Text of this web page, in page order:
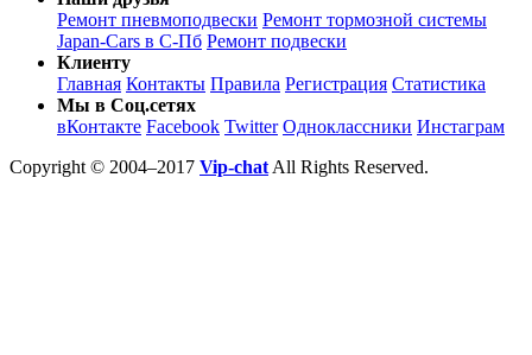
Ремонт пневмоподвески Ремонт тормозной системы
Japan-Cars в С-Пб Ремонт подвески
Клиенту
Главная Контакты Правила Регистрация Статистика
Мы в Соц.сетях
вКонтакте Facebook Twitter Одноклассники Инстаграм
Copyright © 2004–2017 Vip-chat All Rights Reserved.